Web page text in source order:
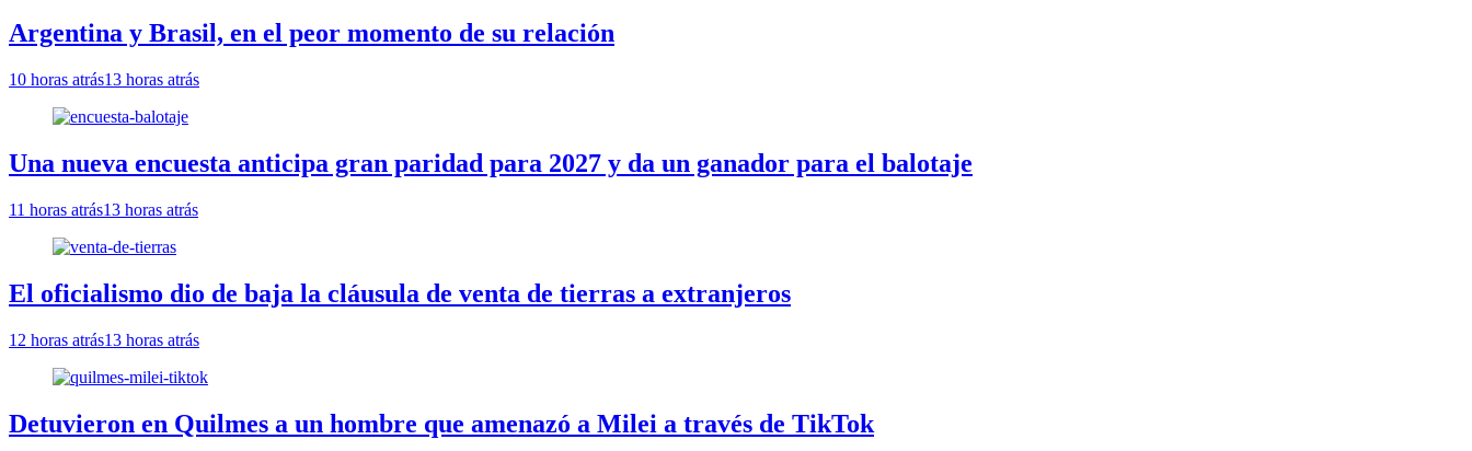
Argentina y Brasil, en el peor momento de su relación
10 horas atrás13 horas atrás
Una nueva encuesta anticipa gran paridad para 2027 y da un ganador para el balotaje
11 horas atrás13 horas atrás
El oficialismo dio de baja la cláusula de venta de tierras a extranjeros
12 horas atrás13 horas atrás
Detuvieron en Quilmes a un hombre que amenazó a Milei a través de TikTok